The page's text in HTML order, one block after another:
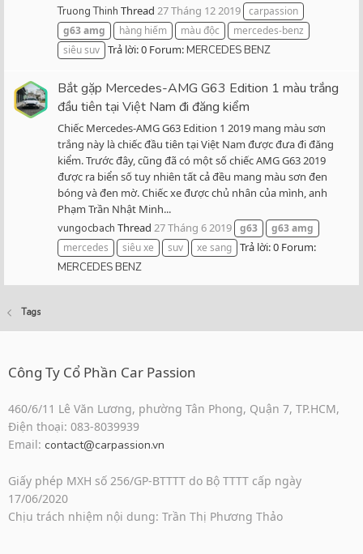
Truong Thinh Thread 27 Tháng 12 2019 carpassion
g63amg hàng hiếm màu độc
mercedes-benz
siêu suv Trả lời: 0 Forum:MERCEDES BENZ
Bắt gặp Mercedes-AMG G63 Edition 1 màu trắng
đầu tiên tại Việt Nam đi đăng kiểm
Chiếc Mercedes-AMG G63 Edition 1 2019 mang màu sơn
trắng này là chiếc đầu tiên tại Việt Nam được đưa đi đăng
kiểm. Trước đây, cũng đã có một số chiếc AMG G63 2019
được ra biển số tuy nhiên tất cả đều mang màu sơn đen
bóng và đen mờ. Chiếc xe được chủ nhân của mình, anh
Phạm Trần Nhật Minh...
vungocbach Thread 27 Tháng 6 2019 g63 g63amg
mercedes
siêu xe suv xe sang Trả lời: 0 Forum:
MERCEDES BENZ
Tags
Công Ty Cổ Phần Car Passion
460/6/11 Lê Văn Lương, phường Tân Phong, Quận 7, TP.HCM,
Điện thoại: 083-8039939
Email: contact@carpassion.vn
Giấy phép MXH số 256/GP-BTTTT do Bộ TTTT cấp ngày
17/06/2020
Chịu trách nhiệm nội dung: Trần Thị Phương Thảo